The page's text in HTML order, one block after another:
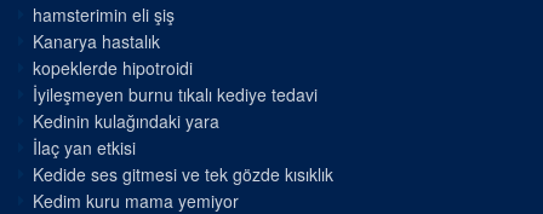
hamsterimin eli şiş
Kanarya hastalık
kopeklerde hipotroidi
İyileşmeyen burnu tıkalı kediye tedavi
Kedinin kulağındaki yara
İlaç yan etkisi
Kedide ses gitmesi ve tek gözde kısıklık
Kedim kuru mama yemiyor